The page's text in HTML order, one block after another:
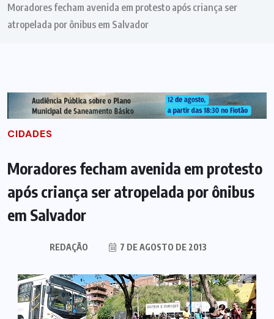
Moradores fecham avenida em protesto após criança ser
atropelada por ônibus em Salvador
CIDADES
Moradores fecham avenida em protesto
após criança ser atropelada por ônibus
em Salvador
REDAÇÃO 7 DE AGOSTO DE 2013